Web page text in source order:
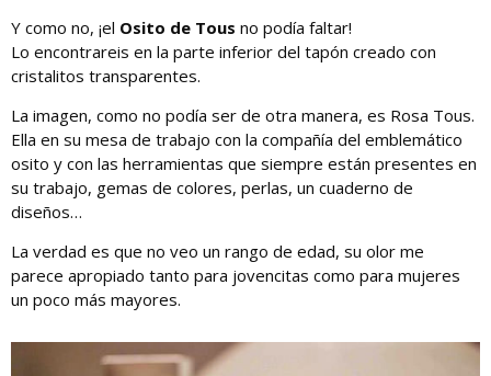
Y como no, ¡el Osito de Tous no podía faltar!
Lo encontrareis en la parte inferior del tapón creado con
cristalitos transparentes.
La imagen, como no podía ser de otra manera, es Rosa Tous.
Ella en su mesa de trabajo con la compañía del emblemático
osito y con las herramientas que siempre están presentes en
su trabajo, gemas de colores, perlas, un cuaderno de
diseños…
La verdad es que no veo un rango de edad, su olor me
parece apropiado tanto para jovencitas como para mujeres
un poco más mayores.